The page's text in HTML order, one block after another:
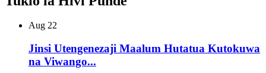
Aug 22
Jinsi Utengenezaji Maalum Hutatua Kutokuwa
na Viwango...